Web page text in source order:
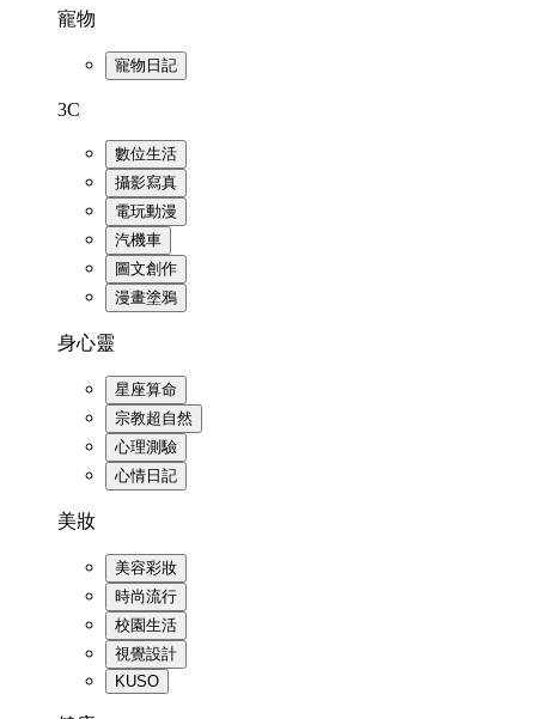
寵物
寵物日記
3C
數位生活
攝影寫真
電玩動漫
汽機車
圖文創作
漫畫塗鴉
身心靈
星座算命
宗教超自然
心理測驗
心情日記
美妝
美容彩妝
時尚流行
校園生活
視覺設計
KUSO